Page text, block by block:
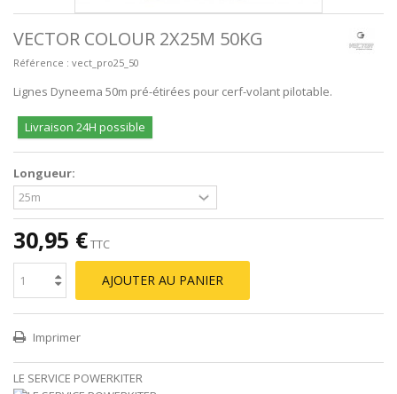
VECTOR COLOUR 2X25M 50KG
Référence : vect_pro25_50
Lignes Dyneema 50m pré-étirées pour cerf-volant pilotable.
Livraison 24H possible
Longueur:
30,95 €TTC
AJOUTER AU PANIER
Imprimer
LE SERVICE POWERKITER